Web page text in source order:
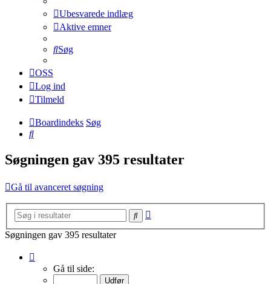
Ubesvarede indlæg
Aktive emner
Søg
OSS
Log ind
Tilmeld
Boardindeks Søg
Søg
Søgningen gav 395 resultater
Gå til avanceret søgning
Søg
Søgningen gav 395 resultater
Gå til side: